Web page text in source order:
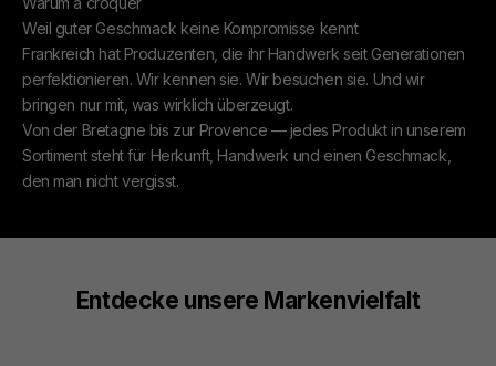
Weil guter Geschmack keine Kompromisse kennt
Frankreich hat Produzenten, die ihr Handwerk seit Generationen
perfektionieren. Wir kennen sie. Wir besuchen sie. Und wir
bringen nur mit, was wirklich überzeugt.
Von der Bretagne bis zur Provence — jedes Produkt in unserem
Sortiment steht für Herkunft, Handwerk und einen Geschmack,
den man nicht vergisst.
Entdecke unsere Markenvielfalt